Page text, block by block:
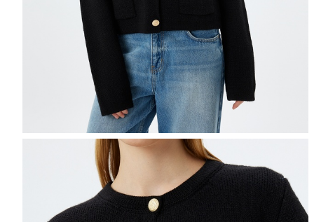
Puteți ajunge la
Selecteaza țara
Selectează mărimea
Informațiile despre starea
Tabel de mărimi